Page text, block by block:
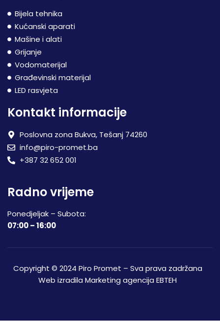
Bijela tehnika
Kućanski aparati
Mašine i alati
Grijanje
Vodomaterijal
Građevinski materijal
LED rasvjeta
Kontakt informacije
Poslovna zona Bukva, Tešanj 74260
info@piro-promet.ba
+387 32 652 001
Radno vrijeme
Ponedjeljak – Subota:
07:00 – 16:00
Copyright © 2024 Piro Promet – Sva prava zadržana
Web izradila Marketing agencija EBTEH